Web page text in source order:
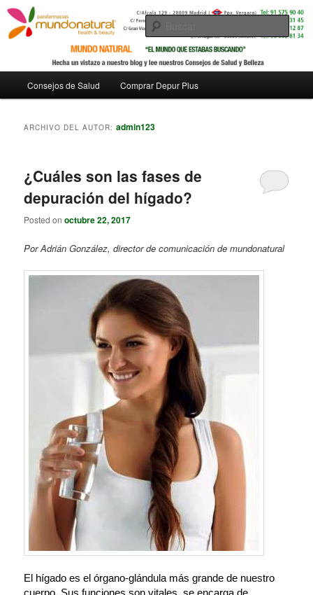
principal
Ir
principal
Ir
secundario
Consejos de Salud Comprar Depur Plus
ARCHIVO DEL AUTOR:admin123
¿Cuáles son las fases de
depuración del hígado?
Posted onoctubre 22, 2017
Por Adrián González, director de comunicación de mundonatural
El hígado es el órgano-glándula más grande de nuestro
cuerpo. Sus funciones son vitales, se encarga de